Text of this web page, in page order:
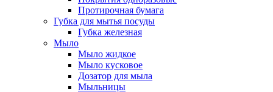
Протирочная бумага
Губка для мытья посуды
Губка железная
Мыло
Мыло жидкое
Мыло кусковое
Дозатор для мыла
Мыльницы